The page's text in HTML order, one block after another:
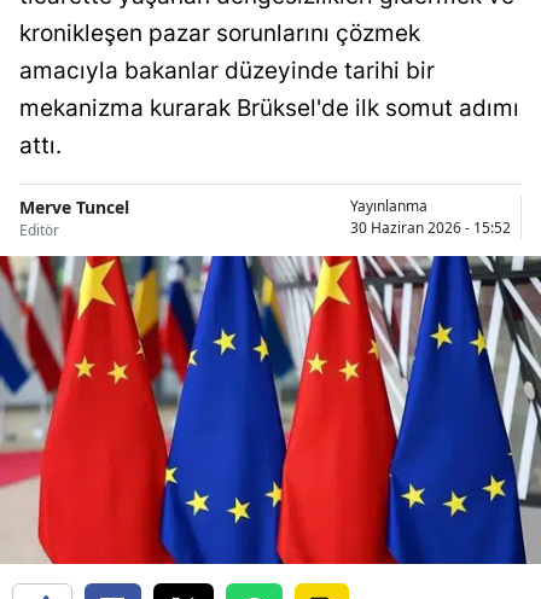
kronikleşen pazar sorunlarını çözmek
amacıyla bakanlar düzeyinde tarihi bir
mekanizma kurarak Brüksel'de ilk somut adımı
attı.
Merve Tuncel
Editör
Yayınlanma
30 Haziran 2026 - 15:52